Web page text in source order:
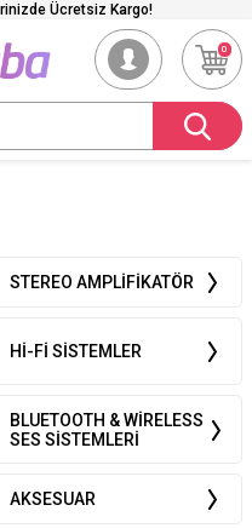
Ücretsiz Kargo!
0
STEREO AMPLIFIKATÖR
HI-FI SISTEMLER
BLUETOOTH & WIRELESS
SES SISTEMLERI
AKSESUAR